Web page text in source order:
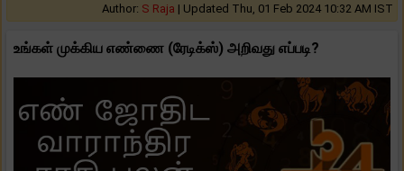
Author: S Raja | Updated Thu, 01 Feb 2024 10:32 AM IST
உங்கள் முக்கிய எண்ணை (ரேடிக்ஸ்) அறிவது எப்படி?